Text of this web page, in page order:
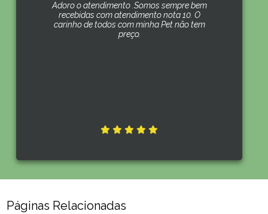
Adoro o atendimento .Somos sempre bem
recebidas com atendimento nota 10. O
carinho de todos com minha Pet não tem
preço.
Páginas Relacionadas